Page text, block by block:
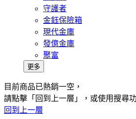
守護者
金鈺保險箱
現代金庫
發億金庫
聚富
更多
目前商品已熱銷一空，
請點擊「回到上一層」，或使用搜尋
回到上一層